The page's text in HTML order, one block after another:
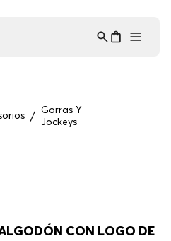
Gorras Y
Jockeys
CON LOGO DE
⋮